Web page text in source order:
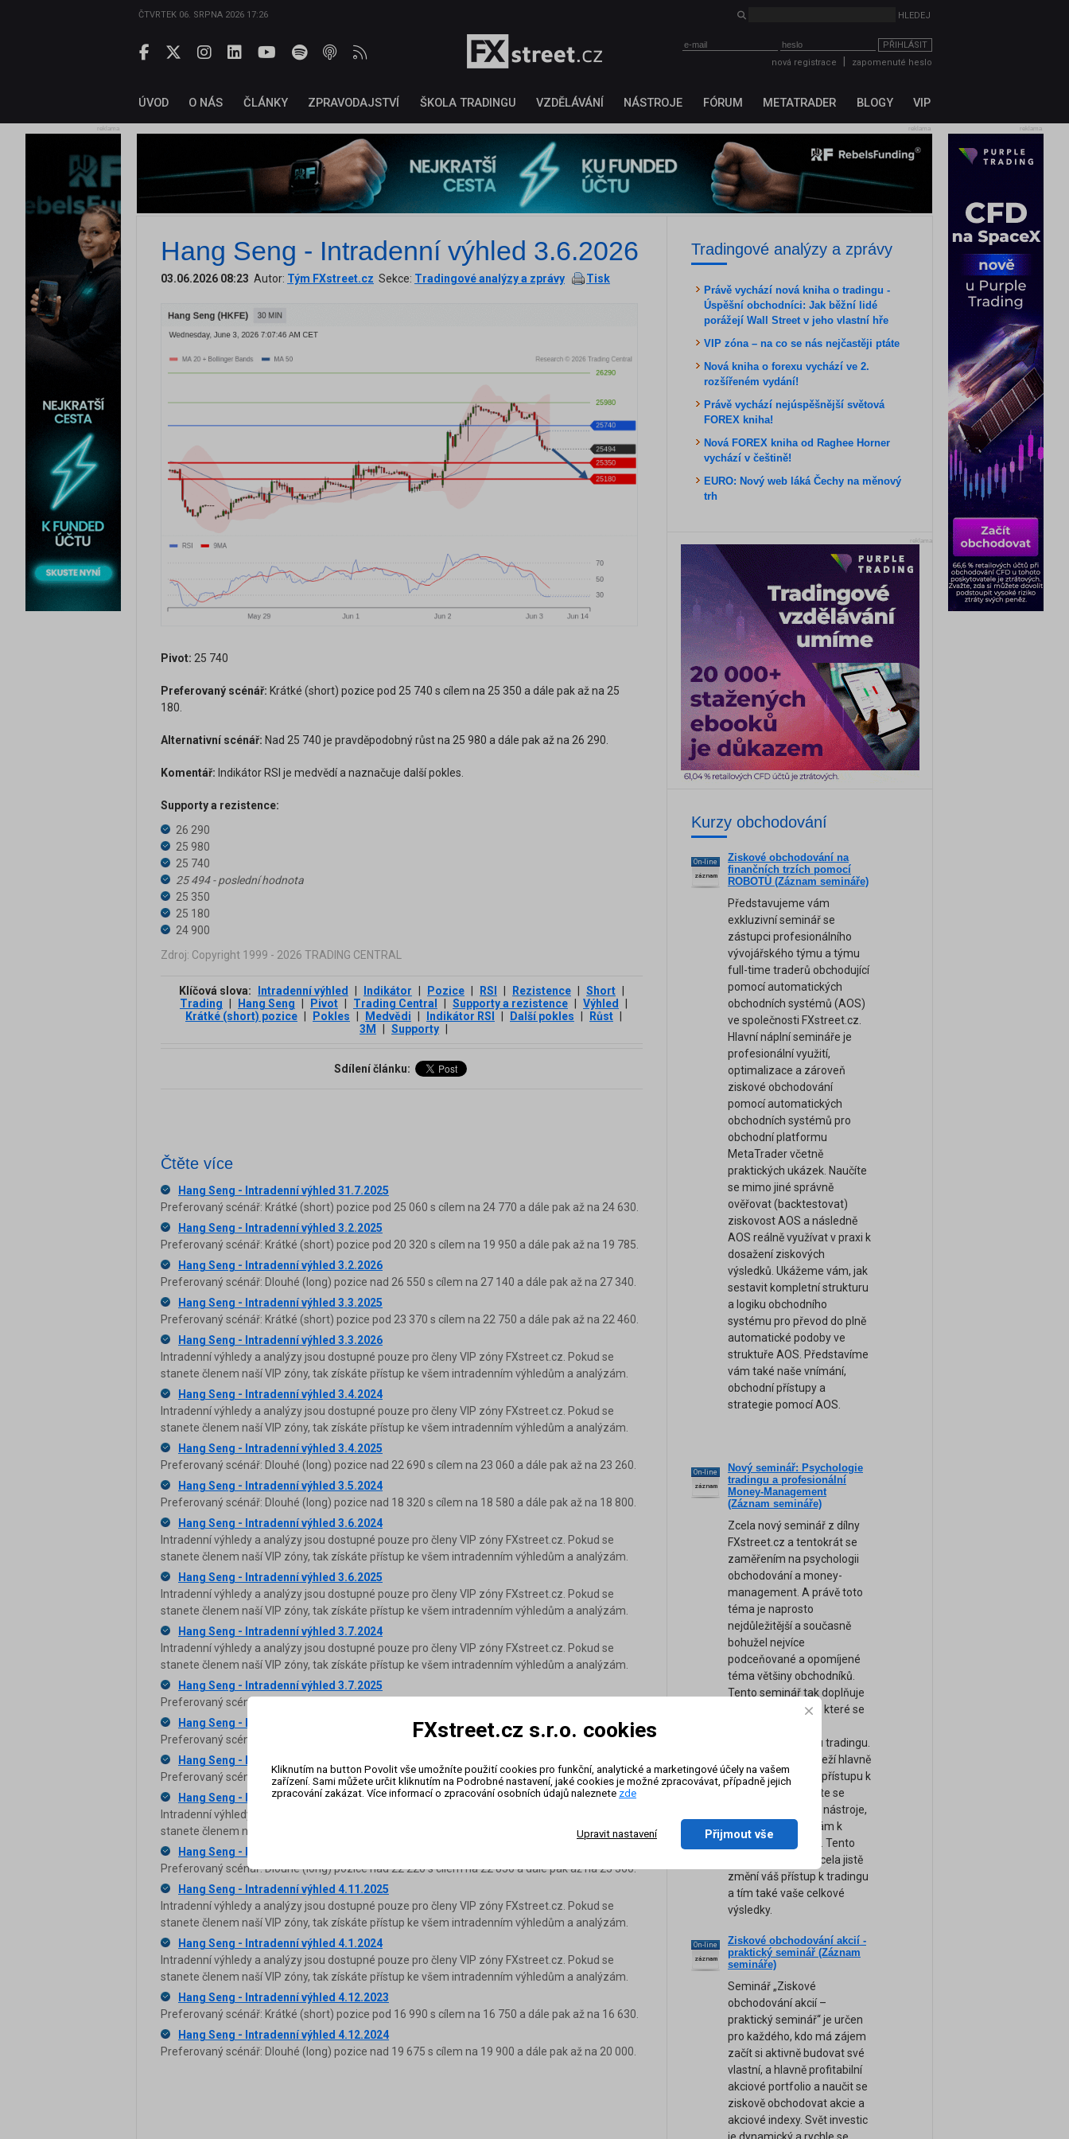
ČTVRTEK 06. SRPNA 2026 17:26 HLEDEJ
PŘIHLÁSIT
nová registrace
zapomenuté heslo
ÚVOD O NÁS ČLÁNKY ZPRAVODAJSTVÍ ŠKOLA TRADINGU VZDĚLÁVÁNÍ NÁSTROJE FÓRUM METATRADER BLOGY VIP
reklama reklama
reklama
Hang Seng - Intradenní výhled 3.6.2026
03.06.2026 08:23 Autor: Tým FXstreet.cz Sekce: Tradingové analýzy a zprávy Tisk
Pivot: 25 740
Preferovaný scénář: Krátké (short) pozice pod 25 740 s cílem na 25 350 a dále pak až na 25
180.
Alternativní scénář: Nad 25 740 je pravděpodobný růst na 25 980 a dále pak až na 26 290.
Komentář: Indikátor RSI je medvědí a naznačuje další pokles.
Supporty a rezistence:
26 290
25 980
25 740
25 494 - poslední hodnota
25 350
25 180
24 900
Zdroj: Copyright 1999 - 2026 TRADING CENTRAL
Klíčová slova: Intradenní výhled Indikátor Pozice RSI Rezistence Short
Trading
Hang Seng Pivot Trading Central Supporty a rezistence Výhled
Krátké (short) pozice
Pokles Medvědi Indikátor RSI Další pokles Růst
3М
Supporty
Sdílení článku:
Čtěte více
Hang Seng - Intradenní výhled 31.7.2025
Preferovaný scénář: Krátké (short) pozice pod 25 060 s cílem na 24 770 a dále pak až na 24 630.
Hang Seng - Intradenní výhled 3.2.2025
Preferovaný scénář: Krátké (short) pozice pod 20 320 s cílem na 19 950 a dále pak až na 19 785.
Hang Seng - Intradenní výhled 3.2.2026
Preferovaný scénář: Dlouhé (long) pozice nad 26 550 s cílem na 27 140 a dále pak až na 27 340.
Hang Seng - Intradenní výhled 3.3.2025
Preferovaný scénář: Krátké (short) pozice pod 23 370 s cílem na 22 750 a dále pak až na 22 460.
Hang Seng - Intradenní výhled 3.3.2026
Intradenní výhledy a analýzy jsou dostupné pouze pro členy VIP zóny FXstreet.cz. Pokud se
stanete členem naší VIP zóny, tak získáte přístup ke všem intradenním výhledům a analýzám.
Hang Seng - Intradenní výhled 3.4.2024
Intradenní výhledy a analýzy jsou dostupné pouze pro členy VIP zóny FXstreet.cz. Pokud se
stanete členem naší VIP zóny, tak získáte přístup ke všem intradenním výhledům a analýzám.
Hang Seng - Intradenní výhled 3.4.2025
Preferovaný scénář: Dlouhé (long) pozice nad 22 690 s cílem na 23 060 a dále pak až na 23 260.
Hang Seng - Intradenní výhled 3.5.2024
Preferovaný scénář: Dlouhé (long) pozice nad 18 320 s cílem na 18 580 a dále pak až na 18 800.
Hang Seng - Intradenní výhled 3.6.2024
Intradenní výhledy a analýzy jsou dostupné pouze pro členy VIP zóny FXstreet.cz. Pokud se
stanete členem naší VIP zóny, tak získáte přístup ke všem intradenním výhledům a analýzám.
Hang Seng - Intradenní výhled 3.6.2025
Intradenní výhledy a analýzy jsou dostupné pouze pro členy VIP zóny FXstreet.cz. Pokud se
stanete členem naší VIP zóny, tak získáte přístup ke všem intradenním výhledům a analýzám.
Hang Seng - Intradenní výhled 3.7.2024
Intradenní výhledy a analýzy jsou dostupné pouze pro členy VIP zóny FXstreet.cz. Pokud se
stanete členem naší VIP zóny, tak získáte přístup ke všem intradenním výhledům a analýzám.
Hang Seng - Intradenní výhled 3.7.2025
Preferovaný scénář: Krátké (short) pozice pod 24 070 s cílem na 23 870 a dále pak až na 23 700.
Hang Seng - Intradenní výhled 3.7.2026
Preferovaný scénář: Dlouhé (long) pozice nad 23 150 s cílem na 23 600 a dále pak až na 23 900.
Hang Seng - Intradenní výhled 3.9.2024
Preferovaný scénář: Krátké (short) pozice pod 17 710 s cílem na 17 520 a dále pak až na 17 400.
Hang Seng - Intradenní výhled 3.9.2025
Intradenní výhledy a analýzy jsou dostupné pouze pro členy VIP zóny FXstreet.cz. Pokud se
stanete členem naší VIP zóny, tak získáte přístup ke všem intradenním výhledům a analýzám.
Hang Seng - Intradenní výhled 4.10.2024
Preferovaný scénář: Dlouhé (long) pozice nad 22 220 s cílem na 22 850 a dále pak až na 23 360.
Hang Seng - Intradenní výhled 4.11.2025
Intradenní výhledy a analýzy jsou dostupné pouze pro členy VIP zóny FXstreet.cz. Pokud se
stanete členem naší VIP zóny, tak získáte přístup ke všem intradenním výhledům a analýzám.
Hang Seng - Intradenní výhled 4.1.2024
Intradenní výhledy a analýzy jsou dostupné pouze pro členy VIP zóny FXstreet.cz. Pokud se
stanete členem naší VIP zóny, tak získáte přístup ke všem intradenním výhledům a analýzám.
Hang Seng - Intradenní výhled 4.12.2023
Preferovaný scénář: Krátké (short) pozice pod 16 990 s cílem na 16 750 a dále pak až na 16 630.
Hang Seng - Intradenní výhled 4.12.2024
Preferovaný scénář: Dlouhé (long) pozice nad 19 675 s cílem na 19 900 a dále pak až na 20 000.
Tradingové analýzy a zprávy
Právě vychází nová kniha o tradingu -
Úspěšní obchodníci: Jak běžní lidé
porážejí Wall Street v jeho vlastní hře
VIP zóna – na co se nás nejčastěji ptáte
Nová kniha o forexu vychází ve 2.
rozšířeném vydání!
Právě vychází nejúspěšnější světová
FOREX kniha!
Nová FOREX kniha od Raghee Horner
vychází v češtině!
EURO: Nový web láká Čechy na měnový
trh
reklama
Kurzy obchodování
On-line
záznam
Ziskové obchodování na
finančních trzích pomocí
ROBOTŮ (Záznam semináře)
Představujeme vám
exkluzivní seminář se
zástupci profesionálního
vývojářského týmu a týmu
full-time traderů obchodující
pomocí automatických
obchodních systémů (AOS)
ve společnosti FXstreet.cz.
Hlavní náplní semináře je
profesionální využití,
optimalizace a zároveň
ziskové obchodování
pomocí automatických
obchodních systémů pro
obchodní platformu
MetaTrader včetně
praktických ukázek. Naučíte
se mimo jiné správně
ověřovat (backtestovat)
ziskovost AOS a následně
AOS reálně využívat v praxi k
dosažení ziskových
výsledků. Ukážeme vám, jak
sestavit kompletní strukturu
a logiku obchodního
systému pro převod do plně
automatické podoby ve
struktuře AOS. Představíme
vám také naše vnímání,
obchodní přístupy a
strategie pomocí AOS.
On-line
záznam
Nový seminář: Psychologie
tradingu a profesionální
Money-Management
(Záznam semináře)
Zcela nový seminář z dílny
FXstreet.cz a tentokrát se
zaměřením na psychologii
obchodování a money-
management. A právě toto
téma je naprosto
nejdůležitější a současně
bohužel nejvíce
podceňované a opomíjené
téma většiny obchodníků.
Tento seminář tak doplňuje
naše ostatní kurzy, které se
technickou stránku tradingu.
Úspěch tradera záleží hlavně
na jeho psychice a přístupu k
obchodování. Přijďte se
naučit ty nejsilnější nástroje,
tipy a rady, které vám k
úspěchu pomohou. Tento
unikátní seminář zcela jistě
změní váš přístup k tradingu
a tím také vaše celkové
výsledky.
On-line
záznam
Ziskové obchodování akcií -
praktický seminář (Záznam
semináře)
Seminář „Ziskové
obchodování akcií –
praktický seminář“ je určen
pro každého, kdo má zájem
začít si aktivně budovat své
vlastní, a hlavně profitabilní
akciové portfolio a naučit se
ziskově obchodovat akcie a
akciové indexy. Svět investic
FXstreet.cz s.r.o. cookies
Kliknutím na button Povolit vše umožníte použití cookies pro funkční, analytické a marketingové účely na vašem
zařízení. Sami můžete určit kliknutím na Podrobné nastavení, jaké cookies je možné zpracovávat, případně jejich
zpracování zakázat. Více informací o zpracování osobních údajů naleznete zde
Upravit nastavení Přijmout vše